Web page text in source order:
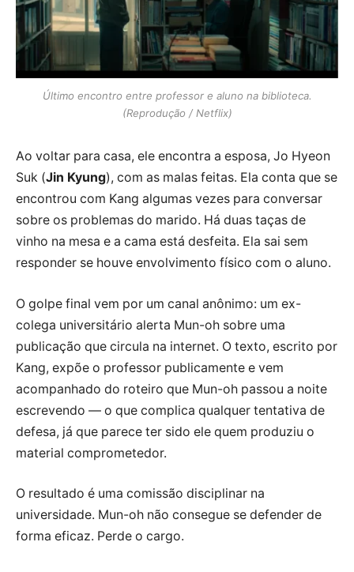
Último encontro entre professor e aluno na biblioteca.
(Reprodução / Netflix)
Ao voltar para casa, ele encontra a esposa, Jo Hyeon
Suk (Jin Kyung), com as malas feitas. Ela conta que se
encontrou com Kang algumas vezes para conversar
sobre os problemas do marido. Há duas taças de
vinho na mesa e a cama está desfeita. Ela sai sem
responder se houve envolvimento físico com o aluno.
O golpe final vem por um canal anônimo: um ex-
colega universitário alerta Mun-oh sobre uma
publicação que circula na internet. O texto, escrito por
Kang, expõe o professor publicamente e vem
acompanhado do roteiro que Mun-oh passou a noite
escrevendo — o que complica qualquer tentativa de
defesa, já que parece ter sido ele quem produziu o
material comprometedor.
O resultado é uma comissão disciplinar na
universidade. Mun-oh não consegue se defender de
forma eficaz. Perde o cargo.